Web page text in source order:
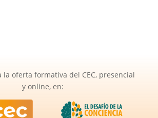
la oferta formativa del CEC, presencial
y online, en: